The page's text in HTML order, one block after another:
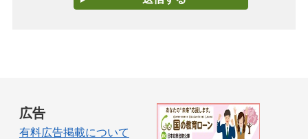
広告
有料広告掲載について